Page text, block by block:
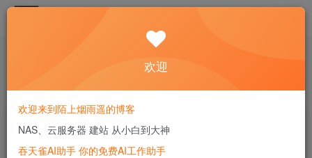
✅吞天雀AI助手，你的免费AI工作助手，支持gpt-4o、DeepSeek、Claude🔥🔥🔥🔥
超大容量！稳定可靠！ 东芝N300系列NAS硬盘评
测
欢迎
欢迎来到陌上烟雨遥的博客
NAS、云服务器 建站 从小白到大神
吞天雀AI助手 你的免费AI工作助手